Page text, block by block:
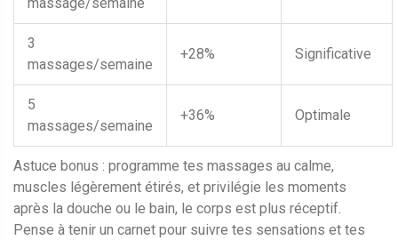
3
massages/semaine
+28% Significative
5
massages/semaine
+36% Optimale
Astuce bonus : programme tes massages au calme,
muscles légèrement étirés, et privilégie les moments
après la douche ou le bain, le corps est plus réceptif.
Pense à tenir un carnet pour suivre tes sensations et tes